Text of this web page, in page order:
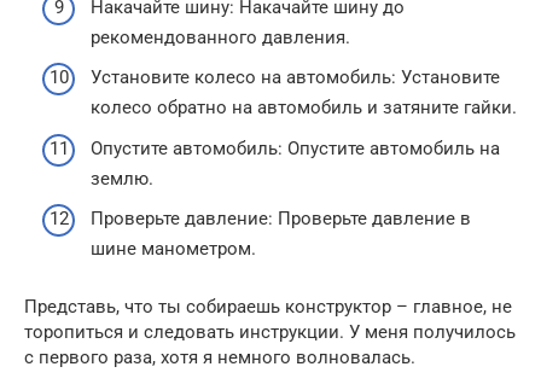
Накачайте шину: Накачайте шину до
рекомендованного давления.
Установите колесо на автомобиль: Установите
колесо обратно на автомобиль и затяните гайки.
Опустите автомобиль: Опустите автомобиль на
землю.
Проверьте давление: Проверьте давление в
шине манометром.
Представь, что ты собираешь конструктор – главное, не
торопиться и следовать инструкции. У меня получилось
с первого раза, хотя я немного волновалась.